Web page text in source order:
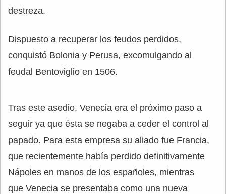
destreza.
Dispuesto a recuperar los feudos perdidos,
conquistó Bolonia y Perusa, excomulgando al
feudal Bentoviglio en 1506.
Tras este asedio, Venecia era el próximo paso a
seguir ya que ésta se negaba a ceder el control al
papado. Para esta empresa su aliado fue Francia,
que recientemente había perdido definitivamente
Nápoles en manos de los españoles, mientras
que Venecia se presentaba como una nueva